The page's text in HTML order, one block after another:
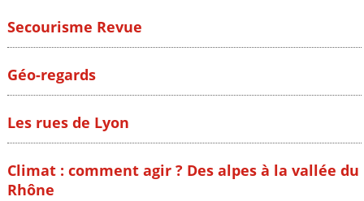
Secourisme Revue
Géo-regards
Les rues de Lyon
Climat : comment agir ? Des alpes à la vallée du
Rhône